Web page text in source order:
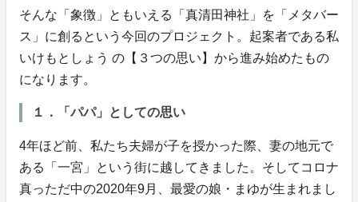
そんな「象徴」ともいえる「真清田神社」を「メタバー
ス」に創るという今回のプロジェクト。起案者である私
いけもとしょう の【３つの思い】から進み始めたもの
になります。
１．「パパ」としての思い
4年ほど前、私たち夫婦が子を授かった際、妻の地元で
ある「一宮」という街に越してきました。そしてコロナ
真っただ中の2020年9月、最愛の娘・まゆが生まれまし